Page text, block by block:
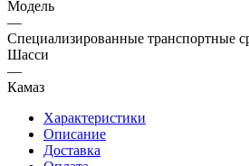
Модель
—
Специализированные транспортные
Шасси
—
Камаз
Характеристики
Описание
Доставка